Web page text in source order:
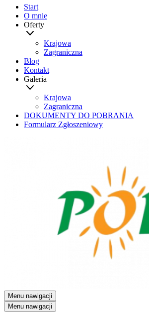
Start
O mnie
Oferty
Krajowa
Zagraniczna
Blog
Kontakt
Galeria
Krajowa
Zagraniczna
DOKUMENTY DO POBRANIA
Formularz Zgłoszeniowy
Menu nawigacji
Menu nawigacji